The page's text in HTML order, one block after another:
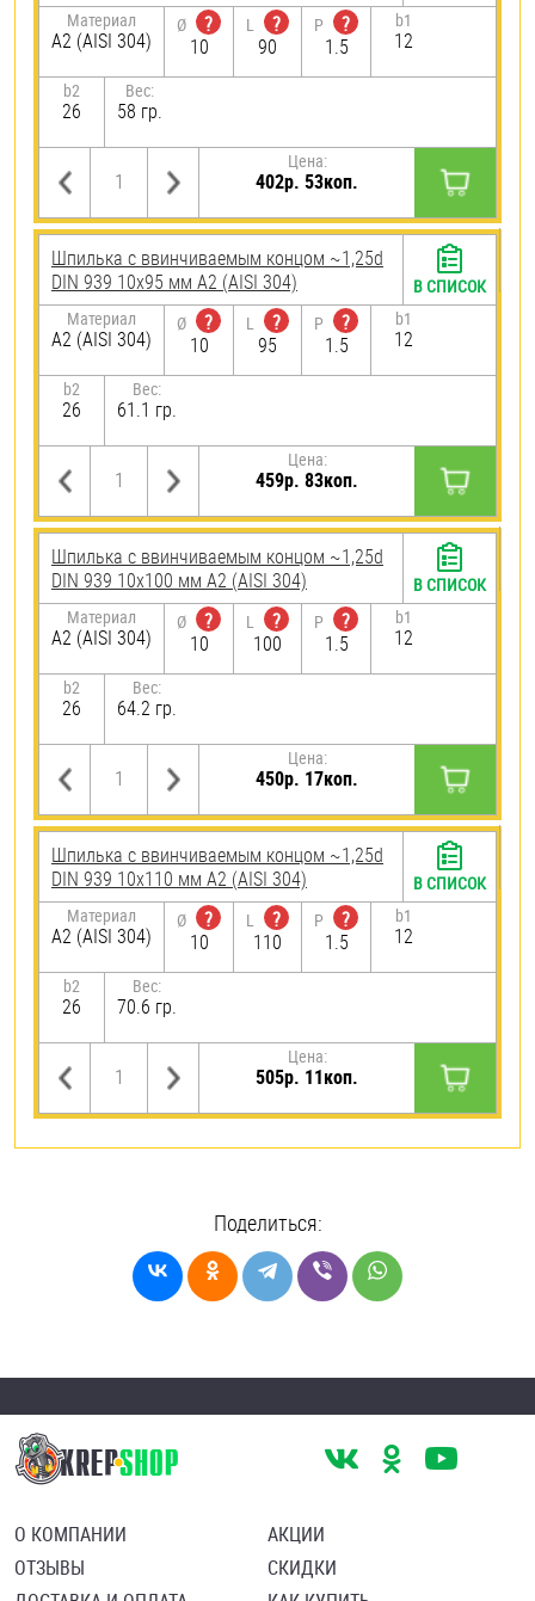
Материал
А2 (AISI 304)
Ø
?
10
L
?
90
P
?
1.5
b1
12
b2
26
Вес:
58 гр.
Цена:
402р. 53коп.
Шпилька c ввинчиваемым концом ~1,25d
DIN 939 10х95 мм А2 (AISI 304)
Материал
А2 (AISI 304)
Ø
?
10
L
?
95
P
?
1.5
b1
12
b2
26
Вес:
61.1 гр.
Цена:
459р. 83коп.
В СПИСОК
Шпилька c ввинчиваемым концом ~1,25d
DIN 939 10х100 мм А2 (AISI 304)
Материал
А2 (AISI 304)
Ø
?
10
L
?
100
P
?
1.5
b1
12
b2
26
Вес:
64.2 гр.
Цена:
450р. 17коп.
В СПИСОК
Шпилька c ввинчиваемым концом ~1,25d
DIN 939 10х110 мм А2 (AISI 304)
Материал
А2 (AISI 304)
Ø
?
10
L
?
110
P
?
1.5
b1
12
b2
26
Вес:
70.6 гр.
Цена:
505р. 11коп.
В СПИСОК
Поделиться:
О КОМПАНИИ
ОТЗЫВЫ
АКЦИИ
СКИДКИ